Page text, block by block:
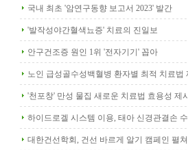
국내 최초 '암연구동향 보고서 2023' 발간
'발작성야간혈색뇨증' 치료의 진일보
안구건조증 원인 1위 '전자기기' 꼽아
노인 급성골수성백혈병 환자별 최적 치료법
'천포창' 만성 물집 새로운 치료법 효용성 제
하이드로겔 시스템 이용, 태아 신경관결손
대한건선학회, 건선 바르게 알기 캠페인 펼쳐